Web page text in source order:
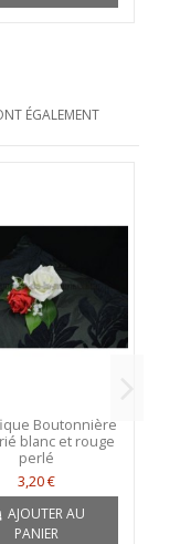
ÉGALEMENT
Boutonnière
blanc et rouge
perlé
3,20 €
AJOUTER AU
PANIER